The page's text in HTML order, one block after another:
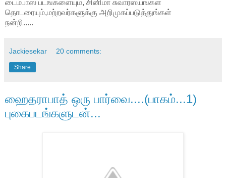
டைம்பாஸ் படங்களையும், சினிமா சுவாரஸ்யங்கள்
தொடரையும்,மற்றவர்களுக்கு அறிமுகப்படுத்துங்கள்
நன்றி.....
Jackiesekar 20 comments:
Share
ஹைதராபாத் ஒரு பார்வை....(பாகம்...1)
புகைபடங்களுடன்...